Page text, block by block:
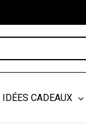
IDÉES CADEAUX